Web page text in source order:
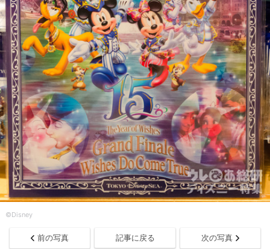
©Disney
前の写真 記事に戻る 次の写真